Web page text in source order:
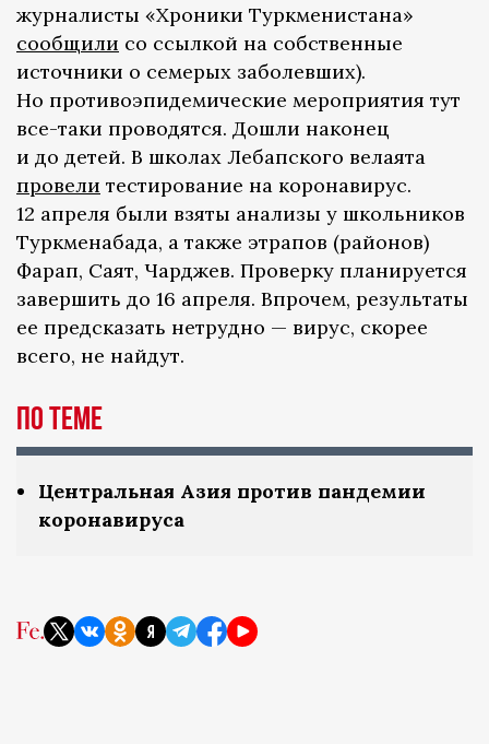
журналисты «Хроники Туркменистана»
сообщили со ссылкой на собственные
источники о семерых заболевших).
Но противоэпидемические мероприятия тут
все-таки проводятся. Дошли наконец
и до детей. В школах Лебапского велаята
провели тестирование на коронавирус.
12 апреля были взяты анализы у школьников
Туркменабада, а также этрапов (районов)
Фарап, Саят, Чарджев. Проверку планируется
завершить до 16 апреля. Впрочем, результаты
ее предсказать нетрудно — вирус, скорее
всего, не найдут.
По теме
Центральная Азия против пандемии
коронавируса